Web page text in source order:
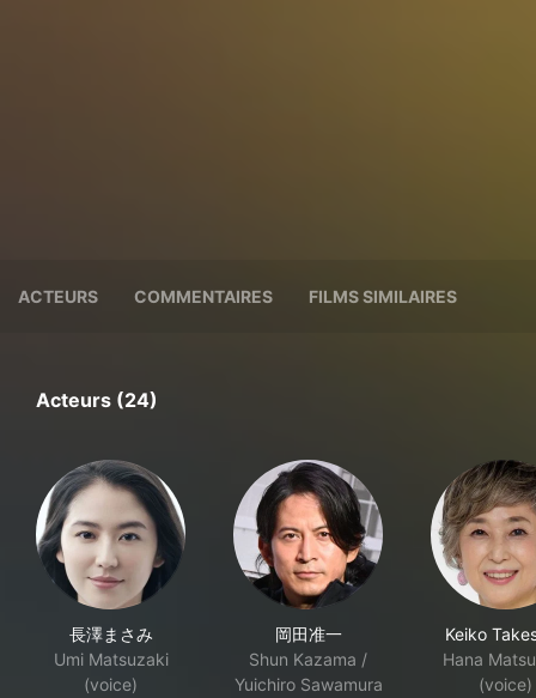
ACTEURS COMMENTAIRES FILMS SIMILAIRES
Acteurs (24)
長澤まさみ
Umi Matsuzaki
(voice)
岡田准一
Shun Kazama /
Yuichiro Sawamura
Keiko
Hana
(voice)